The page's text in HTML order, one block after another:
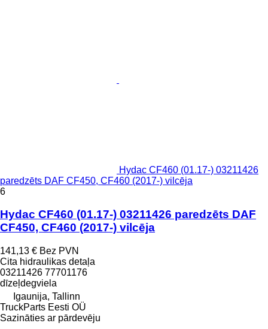
Hydac CF460 (01.17-) 03211426
paredzēts DAF CF450, CF460 (2017-) vilcēja
6
Hydac CF460 (01.17-) 03211426 paredzēts DAF
CF450, CF460 (2017-) vilcēja
141,13 € Bez PVN
Cita hidraulikas detaļa
03211426 77701176
dīzeļdegviela
Igaunija, Tallinn
TruckParts Eesti OÜ
Sazināties ar pārdevēju